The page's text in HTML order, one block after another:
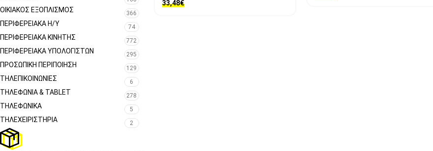
ΟΙΚΙΑΚΌΣ ΕΞΟΠΛΙΣΜΌΣ 366
ΠΕΡΙΦΕΡΕΙΑΚΑ Η/Υ 74
ΠΕΡΙΦΕΡΕΙΑΚΑ ΚΙΝΗΤΗΣ 772
ΠΕΡΙΦΕΡΕΙΑΚΆ ΥΠΟΛΟΓΙΣΤΏΝ 295
ΠΡΟΣΩΠΙΚΉ ΠΕΡΙΠΟΊΗΣΗ 129
ΤΗΛΕΠΙΚΟΙΝΩΝΊΕΣ 6
ΤΗΛΕΦΩΝΊΑ & TABLET 278
ΤΗΛΕΦΩΝΙΚΑ 5
ΤΗΛΕΧΕΙΡΙΣΤΉΡΙΑ 2
33,48€